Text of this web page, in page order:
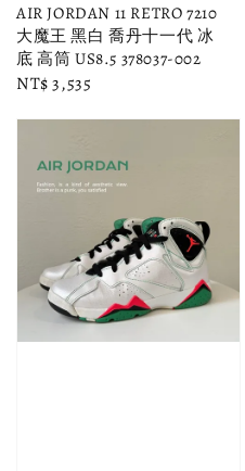
AIR JORDAN 11 RETRO 7210
大魔王 黑白 喬丹十一代 冰
底 高筒 US8.5 378037-002
Regular
NT$ 3,535